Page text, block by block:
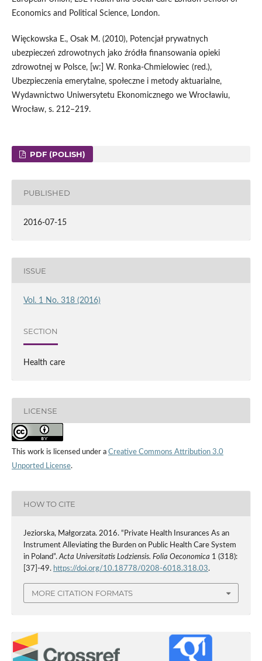
Economics and Political Science, London.
Więckowska E., Osak M. (2010), Potencjał prywatnych
ubezpieczeń zdrowotnych jako źródła finansowania opieki
zdrowotnej w Polsce, [w:] W. Ronka-Chmielowiec (red.),
Ubezpieczenia emerytalne, społeczne i metody aktuarialne,
Wydawnictwo Uniwersytetu Ekonomicznego we Wrocławiu,
Wrocław, s. 212–219.
PDF (POLISH)
PUBLISHED
2016-07-15
ISSUE
Vol. 1 No. 318 (2016)
SECTION
Health care
LICENSE
This work is licensed under a Creative Commons Attribution 3.0
Unported License.
HOW TO CITE
Jeziorska, Małgorzata. 2016. “Private Health Insurances As an
Instrument Alleviating the Burden on Public Health Care System
in Poland”.Acta Universitatis Lodziensis. Folia Oeconomica 1 (318):
[37]-49. https://doi.org/10.18778/0208-6018.318.03.
MORE CITATION FORMATS